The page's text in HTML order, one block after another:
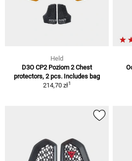
Held
D3O CP2 Poziom 2 Chest
protectors, 2 pcs. Includes bag
214,70 zł1